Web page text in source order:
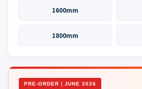
1600mm
1800mm
PRE-ORDER｜JUNE 2026